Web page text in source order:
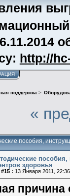
http://
поддержка >
«
пособия,
пособия,
здоровья
: 13 Января 2011,
причина